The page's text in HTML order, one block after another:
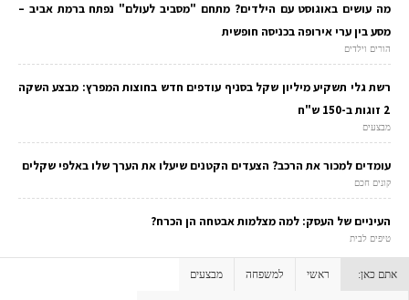
מה עושים באוגוסט עם הילדים? מתחם "מסביב לעולם" נפתח ברמת אביב –
מסע בין ערי אירופה בכניסה חופשית
הורים וילדים
רשת גלי תשקיע מיליון שקל בסניף עודפים חדש בחוצות המפרץ: מבצע השקה
2 זוגות ב-150 ש"ח
מבצעים
עומדים למכור את הרכב? הצעדים הקטנים שיעלו את הערך שלו באלפי שקלים
קונים חכם
העיניים של העסק: למה מצלמות אבטחה הן הכרח?
טיפים לבית
אתם כאן: ראשי למשפחה מבצעים